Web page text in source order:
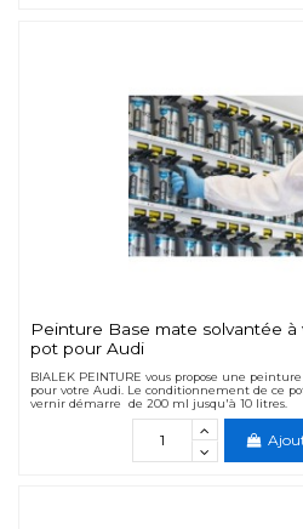
Peinture Base mate solvantée à
pot pour Audi
BIALEK PEINTURE vous propose une
pour votre Audi. Le conditionnement de ce
vernir démarre de 200 ml jusqu'à 10 litres.